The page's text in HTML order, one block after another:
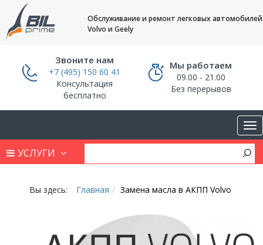
Обслуживание и ремонт легковых автомобилей
Volvo и Geely
Звоните нам
+7 (495) 150 60 41
Консультация
бесплатно
Мы работаем
09.00 - 21.00
Без перерывов
УСЛУГИ
Вы здесь: Главная Замена масла в АКПП Volvo